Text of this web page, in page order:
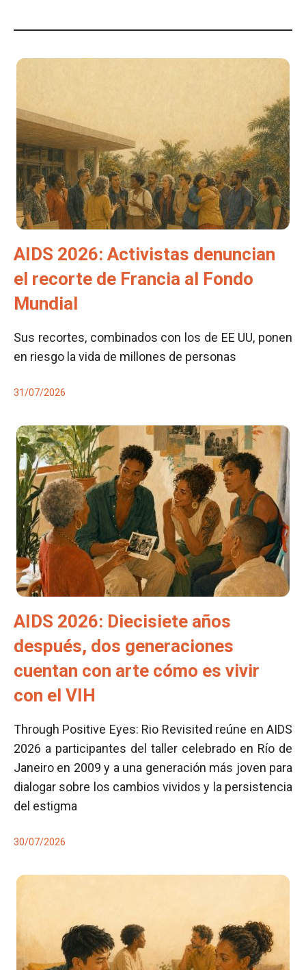
AIDS 2026: Activistas denuncian
el recorte de Francia al Fondo
Mundial
Sus recortes, combinados con los de EE UU, ponen
en riesgo la vida de millones de personas
31/07/2026
AIDS 2026: Diecisiete años
después, dos generaciones
cuentan con arte cómo es vivir
con el VIH
Through Positive Eyes: Rio Revisited reúne en AIDS
2026 a participantes del taller celebrado en Río de
Janeiro en 2009 y a una generación más joven para
dialogar sobre los cambios vividos y la persistencia
del estigma
30/07/2026